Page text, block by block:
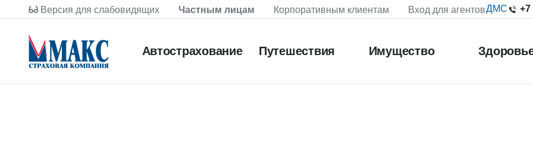
Версия для слабовидящих Частным лицам Корпоративным клиентам Вход для агентовДМС +7
Автострахование Путешествия Имущество